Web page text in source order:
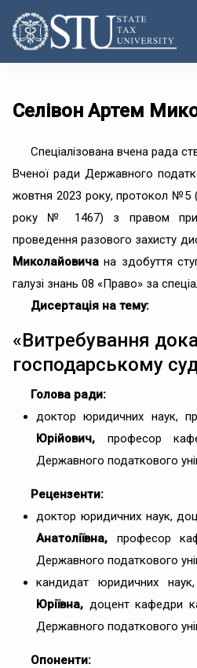
Селівон Артем
Спеціалізована вчена рада
Вченої ради Державного
жовтня 2023 року, протокол №5
року № 1467) з правом
проведення разового захисту
Миколайовича на здобуття
галузі знань 08 «Право» за
Дисертація на тему:
«Витребування
господарському
Голова ради:
доктор юридичних наук,
Юрійович, професор
Державного податкового
Рецензенти:
доктор юридичних наук,
Анатоліївна, професор
Державного податкового
кандидат юридичних
Юріївна, доцент кафедри
Державного податкового
Опоненти: